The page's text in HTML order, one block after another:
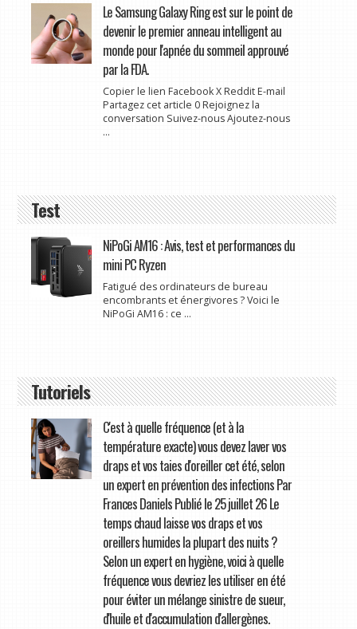
Le Samsung Galaxy Ring est sur le point de
devenir le premier anneau intelligent au
monde pour l'apnée du sommeil approuvé
par la FDA.
Copier le lien Facebook X Reddit E-mail
Partagez cet article 0 Rejoignez la
conversation Suivez-nous Ajoutez-nous
...
Test
NiPoGi AM16 : Avis, test et performances du
mini PC Ryzen
Fatigué des ordinateurs de bureau
encombrants et énergivores ? Voici le
NiPoGi AM16 : ce ...
Tutoriels
C'est à quelle fréquence (et à la
température exacte) vous devez laver vos
draps et vos taies d'oreiller cet été, selon
un expert en prévention des infections Par
Frances Daniels Publié le 25 juillet 26 Le
temps chaud laisse vos draps et vos
oreillers humides la plupart des nuits ?
Selon un expert en hygiène, voici à quelle
fréquence vous devriez les utiliser en été
pour éviter un mélange sinistre de sueur,
d'huile et d'accumulation d'allergènes.